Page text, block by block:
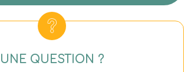
UNE QUESTION ?